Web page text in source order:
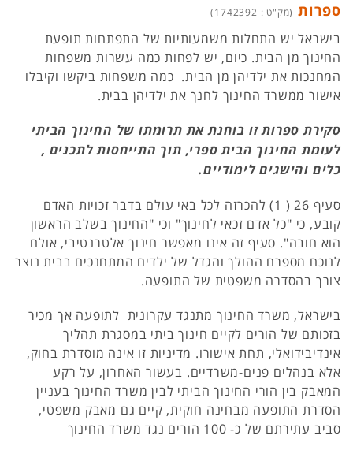
ספרות (מק"ט : 1742392)
בישראל יש התחלות משמעותיות של התפתחות תופעת
החינוך מן הבית. כיום, יש לפחות כמה עשרות משפחות
המחנכות את ילדיהן מן הבית. כמה משפחות ביקשו וקיבלו
אישור ממשרד החינוך לחנך את ילדיהן בבית.
סקירת ספרות זו בוחנת את תרומתו של החינוך הביתי
לעומת החינוך הבית ספרי, תוך התייחסות לתכנים ,
כלים והישגים לימודיים.
סעיף 26 ( 1) להכרזה לכל באי עולם בדבר זכויות האדם
קובע, כי "כל אדם זכאי לחינוך" וכי "החינוך בשלב הראשון
הוא חובה". סעיף זה אינו מאפשר חינוך אלטרנטיבי, אולם
לנוכח מספרם ההולך והגדל של ילדים המתחנכים בבית נוצר
צורך בהסדרה משפטית של התופעה.
בישראל, משרד החינוך מתנגד עקרונית לתופעה אך מכיר
בזכותם של הורים לקיים חינוך ביתי במסגרת תהליך
אינדיבידואלי, תחת אישורו. מדיניות זו אינה מוסדרת בחוק,
אלא בנהלים פנים-משרדיים. בעשור האחרון, על רקע
המאבק בין הורי החינוך הביתי לבין משרד החינוך בעניין
הסדרת התופעה מבחינה חוקית, קיים גם מאבק משפטי,
סביב עתירתם של כ- 100 הורים נגד משרד החינוך